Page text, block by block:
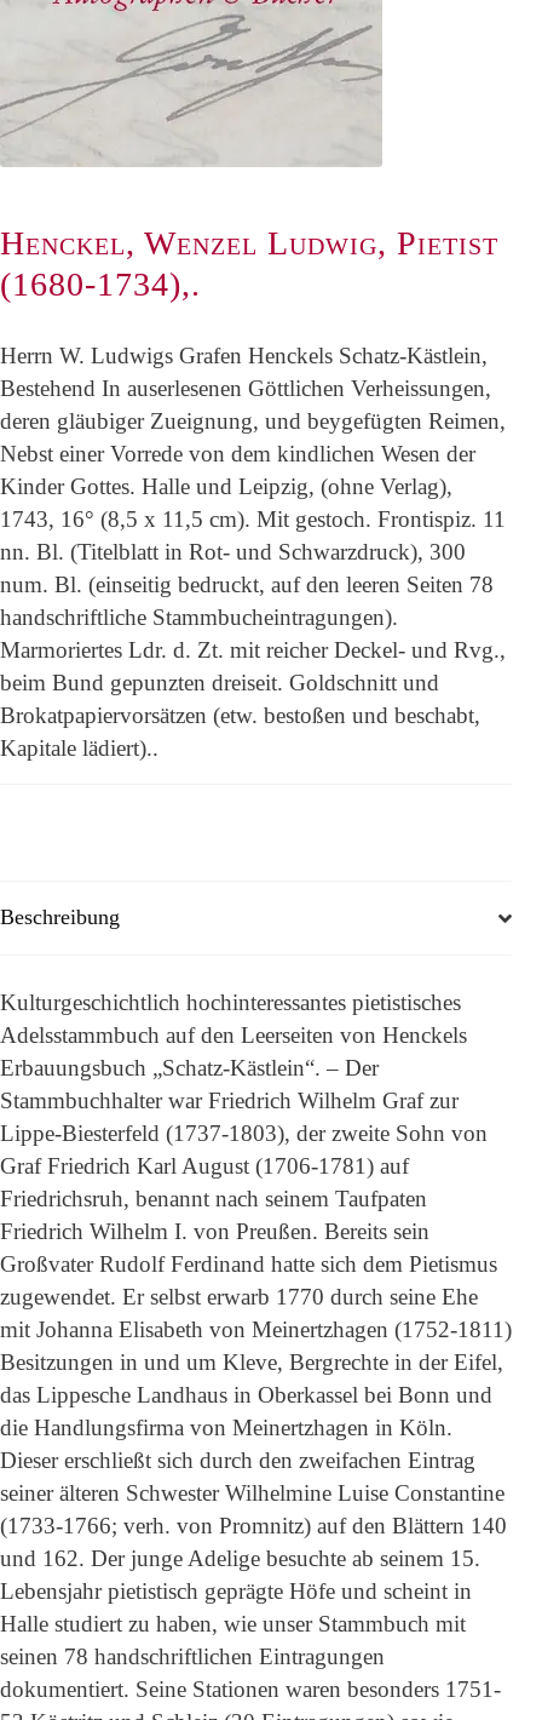
Henckel, Wenzel Ludwig, Pietist
(1680-1734),.
Herrn W. Ludwigs Grafen Henckels Schatz-Kästlein,
Bestehend In auserlesenen Göttlichen Verheissungen,
deren gläubiger Zueignung, und beygefügten Reimen,
Nebst einer Vorrede von dem kindlichen Wesen der
Kinder Gottes. Halle und Leipzig, (ohne Verlag),
1743, 16° (8,5 x 11,5 cm). Mit gestoch. Frontispiz. 11
nn. Bl. (Titelblatt in Rot- und Schwarzdruck), 300
num. Bl. (einseitig bedruckt, auf den leeren Seiten 78
handschriftliche Stammbucheintragungen).
Marmoriertes Ldr. d. Zt. mit reicher Deckel- und Rvg.,
beim Bund gepunzten dreiseit. Goldschnitt und
Brokatpapiervorsätzen (etw. bestoßen und beschabt,
Kapitale lädiert)..
Beschreibung
Kulturgeschichtlich hochinteressantes pietistisches
Adelsstammbuch auf den Leerseiten von Henckels
Erbauungsbuch „Schatz-Kästlein“. – Der
Stammbuchhalter war Friedrich Wilhelm Graf zur
Lippe-Biesterfeld (1737-1803), der zweite Sohn von
Graf Friedrich Karl August (1706-1781) auf
Friedrichsruh, benannt nach seinem Taufpaten
Friedrich Wilhelm I. von Preußen. Bereits sein
Großvater Rudolf Ferdinand hatte sich dem Pietismus
zugewendet. Er selbst erwarb 1770 durch seine Ehe
mit Johanna Elisabeth von Meinertzhagen (1752-1811)
Besitzungen in und um Kleve, Bergrechte in der Eifel,
das Lippesche Landhaus in Oberkassel bei Bonn und
die Handlungsfirma von Meinertzhagen in Köln.
Dieser erschließt sich durch den zweifachen Eintrag
seiner älteren Schwester Wilhelmine Luise Constantine
(1733-1766; verh. von Promnitz) auf den Blättern 140
und 162. Der junge Adelige besuchte ab seinem 15.
Lebensjahr pietistisch geprägte Höfe und scheint in
Halle studiert zu haben, wie unser Stammbuch mit
seinen 78 handschriftlichen Eintragungen
dokumentiert. Seine Stationen waren besonders 1751-